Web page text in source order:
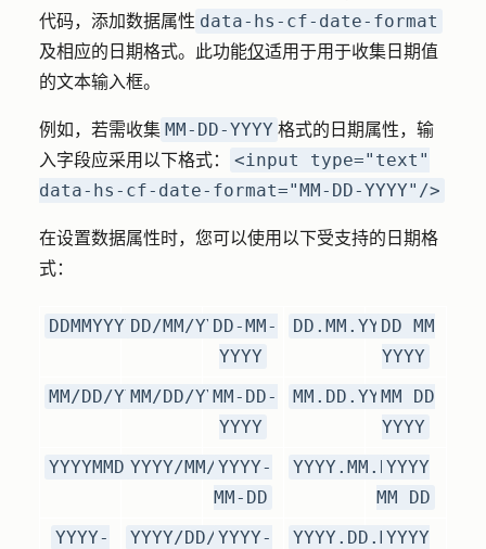
代码，添加数据属性 data-hs-cf-date-format
及相应的日期格式。此功能仅适用于用于收集日期值
的文本输入框。
例如，若需收集 MM-DD-YYYY 格式的日期属性，输
入字段应采用以下格式：
<input type="text"
data-hs-cf-date-format="MM-DD-YYYY"/>
在设置数据属性时，您可以使用以下受支持的日期格
式：
DDMMYYYYDD/MM/YYYYDD-MM-
YYYY
DD.MM.YYYYDD MM
YYYY
MM/DD/YYYYMM/DD/YYYYMM-DD-
YYYY
MM.DD.YYYYMM DD
YYYY
YYYYMMDDYYYY/MM/DDYYYY-
MM-DD
YYYY.MM.DDYYYY
MM DD
YYYY-
YYYY/DD/MMYYYY-
YYYY.DD.MMYYYY